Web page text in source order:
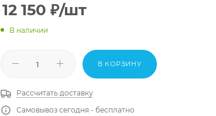
12 150 ₽/шт
В наличии
В КОРЗИНУ
Рассчитать доставку
Самовывоз сегодня - бесплатно